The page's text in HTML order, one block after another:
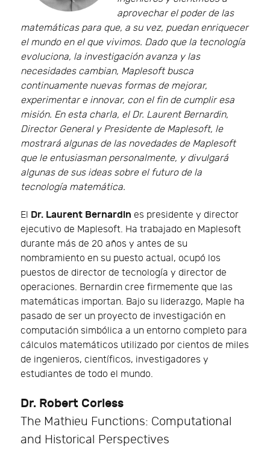
aprovechar el poder de las
matemáticas para que, a su vez, puedan enriquecer
el mundo en el que vivimos. Dado que la tecnología
evoluciona, la investigación avanza y las
necesidades cambian, Maplesoft busca
continuamente nuevas formas de mejorar,
experimentar e innovar, con el fin de cumplir esa
misión. En esta charla, el Dr. Laurent Bernardin,
Director General y Presidente de Maplesoft, le
mostrará algunas de las novedades de Maplesoft
que le entusiasman personalmente, y divulgará
algunas de sus ideas sobre el futuro de la
tecnología matemática.
El Dr. Laurent Bernardin es presidente y director
ejecutivo de Maplesoft. Ha trabajado en Maplesoft
durante más de 20 años y antes de su
nombramiento en su puesto actual, ocupó los
puestos de director de tecnología y director de
operaciones. Bernardin cree firmemente que las
matemáticas importan. Bajo su liderazgo, Maple ha
pasado de ser un proyecto de investigación en
computación simbólica a un entorno completo para
cálculos matemáticos utilizado por cientos de miles
de ingenieros, científicos, investigadores y
estudiantes de todo el mundo.
Dr. Robert Corless
The Mathieu Functions: Computational
and Historical Perspectives